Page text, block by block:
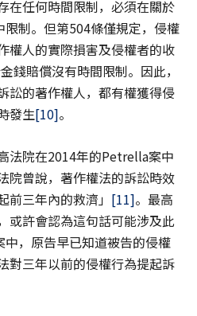
在任何時間限制，必須在關於
制。但第504條僅規定，侵權
權人的實際損害及侵權者的收
錢賠償沒有時間限制。因此，
訟的著作權人，都有權獲得侵
發生[10]。
法院在2014年的Petrella案中
院曾說，著作權法的訴訟時效
三年內的救濟」 [11]。最高
或許會認為這句話可能涉及此
，原告早已知道被告的侵權
對三年以前的侵權行為提起訴